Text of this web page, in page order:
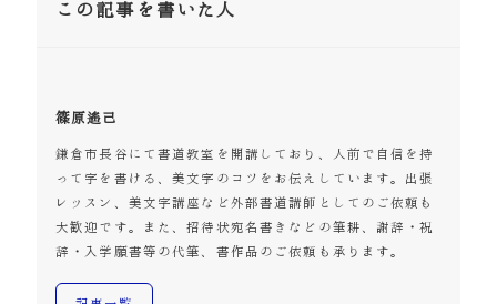
この記事を書いた人
篠原遙己
鎌倉市長谷にて書道教室を開講しており、人前で自信を持
って字を書ける、美文字のコツをお伝えしています。出張
レッスン、美文字講座など外部書道講師としてのご依頼も
大歓迎です。また、招待状宛名書きなどの筆耕、謝辞・祝
辞・入学願書等の代筆、書作品のご依頼も承ります。